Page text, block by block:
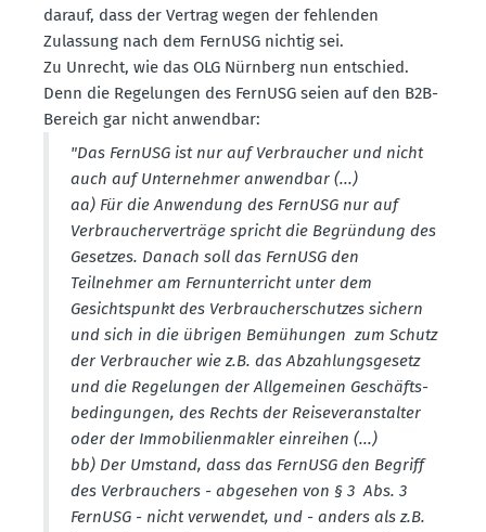
darauf, dass der Vertrag wegen der fehlenden
Zulassung nach dem FernUSG nichtig sei.
Zu Unrecht, wie das OLG Nürnberg nun entschied.
Denn die Regelungen des FernUSG seien auf den B2B-
Bereich gar nicht anwendbar:
"Das FernUSG ist nur auf Verbraucher und nicht
auch auf Unter­nehmer anwendbar (...)
aa) Für die Anwendung des FernUSG nur auf
Verbrau­cher­ver­träge spricht die Begründung des
Gesetzes. Danach soll das FernUSG den
Teilnehmer am Fernun­ter­richt unter dem
Gesichts­punkt des Verbrau­cher­schutzes sichern
und sich in die übrigen Bemühungen zum Schutz
der Verbraucher wie z.B. das Abzah­lungs­gesetz
und die Regelungen der Allge­meinen Geschäfts­
be­din­gungen, des Rechts der Reise­ver­an­stalter
oder der Immobi­li­en­makler einreihen (...)
bb) Der Umstand, dass das FernUSG den Begriff
des Verbrau­chers - abgesehen von § 3 Abs. 3
FernUSG - nicht verwendet, und - anders als z.B.